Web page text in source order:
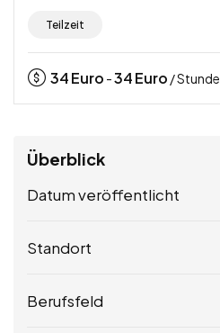
Teilzeit
34Euro -34Euro / Stunde
Überblick
Datum veröffentlicht
Standort
Berufsfeld